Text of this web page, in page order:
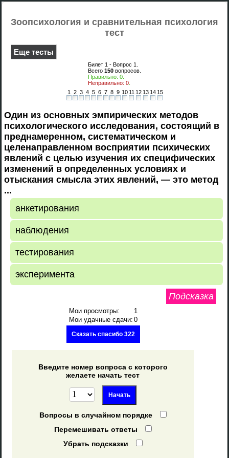
Зоопсихология и сравнительная психология
тест
Еще тесты
Билет 1 - Вопрос 1
Всего 150 вопросов.
Правильно: 0
Неправильно: 0
1
2 3 4 5 6 7 8 9 10 11 12 13 14 15
Один из основных эмпирических методов
психологического исследования, состоящий в
преднамеренном, систематическом и
целенаправленном восприятии психических
явлений с целью изучения их специфических
изменений в определенных условиях и
отыскания смысла этих явлений, — это метод
...
анкетирования
наблюдения
тестирования
эксперимента
Подсказка
Мои просмотры:
1
Мои удачные сдачи: 0
Сказать спасибо 322
Введите номер вопроса с которого
желаете начать тест
Вопросы в случайном порядке
Перемешивать ответы
Убрать подсказки